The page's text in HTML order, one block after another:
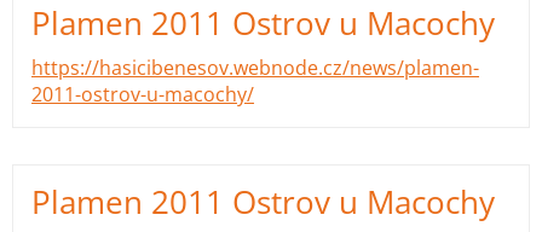
Plamen 2011 Ostrov u Macochy
https://hasicibenesov.webnode.cz/news/plamen-
2011-ostrov-u-macochy/
Plamen 2011 Ostrov u Macochy